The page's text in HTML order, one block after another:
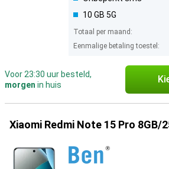
10 GB 5G
Totaal per maand:
Eenmalige betaling toestel:
Voor 23:30 uur besteld,
morgen in huis
Xiaomi Redmi Note 15 Pro 8GB/